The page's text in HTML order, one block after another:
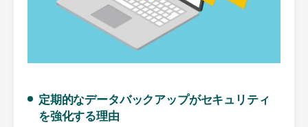
定期的なデータバックアップがセキュリティ
を強化する理由